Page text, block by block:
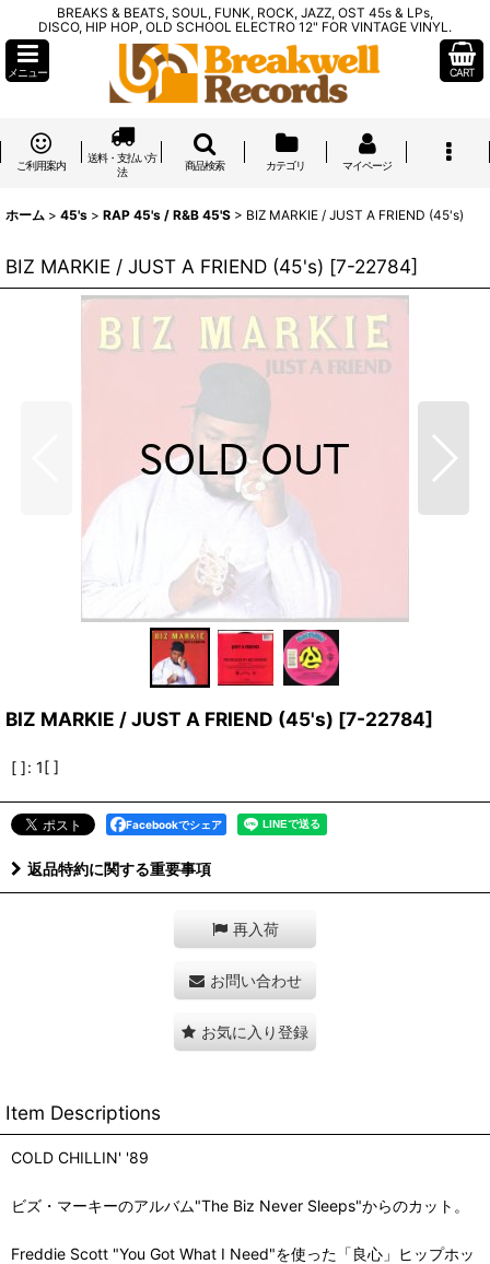
BREAKS & BEATS, SOUL, FUNK, ROCK, JAZZ, OST 45s & LPs,
DISCO, HIP HOP, OLD SCHOOL ELECTRO 12" FOR VINTAGE VINYL.
メニュー CART
ご利用案内
送料・支払い方
法
商品検索 カテゴリ マイページ
ホーム > 45's > RAP 45's / R&B 45'S > BIZ MARKIE / JUST A FRIEND (45's)
BIZ MARKIE / JUST A FRIEND (45's) [7-22784]
BIZ MARKIE / JUST A FRIEND (45's) [7-22784]
[ ]: 1[ ]
Facebookでシェア
返品特約に関する重要事項
再入荷
お問い合わせ
お気に入り登録
Item Descriptions
COLD CHILLIN' '89
ビズ・マーキーのアルバム"The Biz Never Sleeps"からのカット。
Freddie Scott "You Got What I Need"を使った「良心」ヒップホッ